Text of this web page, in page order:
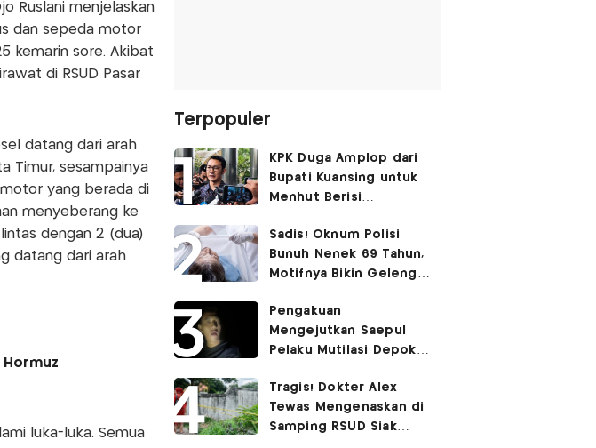
Ruslani menjelaskan
dan sepeda motor
kemarin sore. Akibat
di RSUD Pasar
datang dari arah
Timur, sesampainya
yang berada di
menyeberang ke
dengan 2 (dua)
datang dari arah
Hormuz
luka-luka. Semua
Terpopuler
KPK Duga Amplop dari
Bupati Kuansing untuk
Menhut Berisi
Pengembaliannya
Belum Utuh
Sadis! Oknum Polisi
Bunuh Nenek 69 Tahun,
Motifnya Bikin Geleng
Pengakuan
Mengejutkan Saepul
Pelaku Mutilasi Depok:
Korban di Kontrakan
Tragis! Dokter Alex
Tewas Mengenaskan di
Samping RSUD Siak